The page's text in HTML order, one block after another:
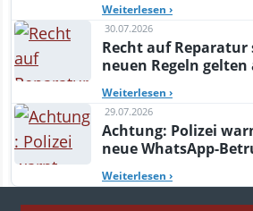
Weiterlesen ›
30.07.2026
Recht auf Reparatur
neuen Regeln gelten
Weiterlesen ›
29.07.2026
Achtung: Polizei
neue WhatsApp-
Weiterlesen ›